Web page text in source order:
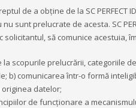
de a obține de la SC
sunt prelucrate de acesta. SC
să comunice acestuia,
scopurile prelucrării, categoriile
b) comunicarea într-o formă
datelor;
de funcționare a